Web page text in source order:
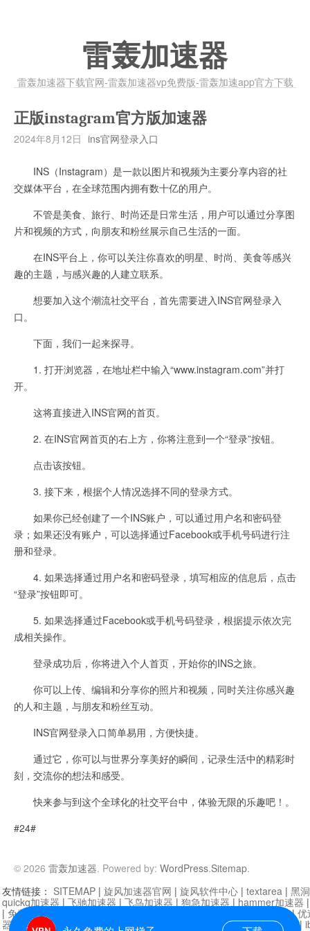
雷轰加速器
雷轰加速器下载官网-雷轰加速器vp免费版-雷轰加速app官方下载
正版instagram官方版加速器
2024年8月12日 ins官网登录入口
INS（Instagram）是一款以图片和视频为主要分享内容的社
交媒体平台，在全球范围内拥有数十亿的用户。
不管是美食、旅行、时尚还是日常生活，用户可以通过分享图
片和视频的方式，向朋友和粉丝展示自己生活的一面。
在INS平台上，你可以关注你喜欢的明星、时尚、美食等感兴
趣的主题，与感兴趣的人建立联系。
想要加入这个潮流社交平台，首先需要进入INS官网登录入
口。
下面，我们一起来探寻。
1. 打开浏览器，在地址栏中输入“www.instagram.com”并打
开。
这将直接进入INS官网的首页。
2. 在INS官网首页的右上方，你将注意到一个“登录”按钮。
点击该按钮。
3. 接下来，根据个人情况选择不同的登录方式。
如果你已经创建了一个INS账户，可以通过用户名和密码登
录；如果还没有账户，可以选择通过Facebook或手机号码进行注
册和登录。
4. 如果选择通过用户名和密码登录，填写相应的信息后，点击
“登录”按钮即可。
5. 如果选择通过Facebook或手机号码登录，根据提示依次完
成相关操作。
登录成功后，你将进入个人首页，开始你的INS之旅。
你可以上传、编辑和分享你的照片和视频，同时关注你感兴趣
的人和主题，与朋友和粉丝互动。
INS官网登录入口简单易用，方便快捷。
通过它，你可以与世界分享美好的瞬间，记录生活中的精彩时
刻，交流你的想法和感受。
快来参与到这个全球化的社交平台中，体验无限的乐趣吧！。
#24#
© 2026 雷轰加速器. Powered by: WordPress.Sitemap.
友情链接： SITEMAP | 旋风加速器官网 | 旋风软件中心 | textarea | 黑
quickq加速器 | 飞驰加速器 | 飞鸟加速器 | 狗急加速器 | hammer加速器
| 免费vqn加速外网 迷雾通|优
器| 快柠檬加速器 |黑洞加速 |falemon 快橙加速器|anycast加速器 |